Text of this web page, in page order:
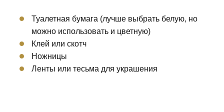
Туалетная бумага (лучше выбрать белую, но
можно использовать и цветную)
Клей или скотч
Ножницы
Ленты или тесьма для украшения